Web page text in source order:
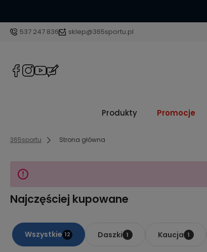
537 247 836 sklep@365sportu.pl
Produkty Promocje
365sportu Strona główna
Najczęściej kupowane
Wszystkie 12 Daszki 1 Kaucja 1